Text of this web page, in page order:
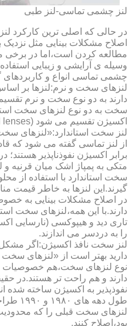
لنز چشمی تماسی-لنز طبی
در حالی که اصلی ترین کارکرد
اصلاح مشکلات بینایی مثل نزدیک
مطالعه کردن است،اما در برخی
وسیله ی آرایشی و زیبایی
چشمی تماسی انواع و کاربردهای
لنزهای سخت و نرم:لنزها بر
دارند به دو نوع سخت و نرم
سخت به دو نوع لنزهای سخت
اکسیژن تقسیم می شود (hard lenses یا GP lenses).
لنز سخت استاندارد:«لنزهای
از لنز تماسی گفته می شود که
برابر اکسیژن نفوذناپذیر هستند؛
متکی به پمپاژ اشک میان قرنیه
سخت استاندارد با استفاده از
گیرند.این لنزها به خاطر قیمت
در اصلاح مشکلات بینایی به
دارند.با این همه،لنزهای سخت
تاری دید و هیپوکسی (نارسایی
را به دردسر می اندازند.
لنز سخت نافذ اکسیژن:اگر مشکل
دارید بهتر است از «لنزهای سخت
نوع لنزهای سخت،هم خصوصیات
دارند و هم راحت تر هستند.در
طول
لنزهای سخت قبلی را که
بود،اصلاح کنند.